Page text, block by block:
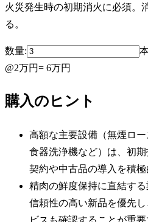
火災発生時の初期消火に必須。
る。
数量:
@2万円= 6万円
購入のヒント
高額な主要設備（無煙ロー
食器洗浄機など）は、初
契約や中古品の導入を積極
精肉の鮮度保持に直結する
信頼性の高い新品を優先